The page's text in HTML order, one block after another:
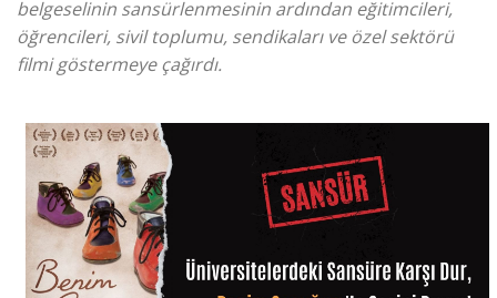
belgeselinin sansürlenmesinin ardından eğitimcileri,
öğrencileri, sivil toplumu, sendikaları ve özel sektörü
filmi göstermeye çağırdı.